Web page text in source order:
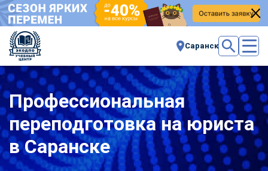
Саранск
Профессиональная
переподготовка на юриста
в Саранске